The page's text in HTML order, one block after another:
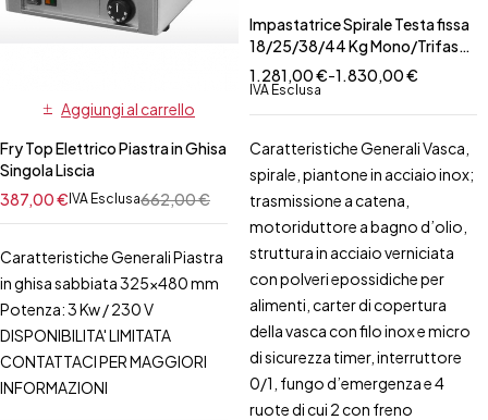
Aggiungi al carrello
Fry Top Elettrico Piastra in Ghisa
Singola Liscia
662,00€
387,00€ IVA Esclusa
Caratteristiche Generali Piastra
in ghisa sabbiata 325x480 mm
Potenza: 3 Kw / 230 V
DISPONIBILITA' LIMITATA
CONTATTACI PER MAGGIORI
INFORMAZIONI
Impastatrice Spirale Testa fissa
18/25/38/44 Kg Mono/Trifase
Serie Special
1.281,00€-1.830,00€
IVA Esclusa
Caratteristiche Generali Vasca,
spirale, piantone in acciaio inox;
trasmissione a catena,
motoriduttore a bagno d’olio,
struttura in acciaio verniciata
con polveri epossidiche per
alimenti, carter di copertura
della vasca con filo inox e micro
di sicurezza timer, interruttore
0/1, fungo d’emergenza e 4
ruote di cui 2 con freno